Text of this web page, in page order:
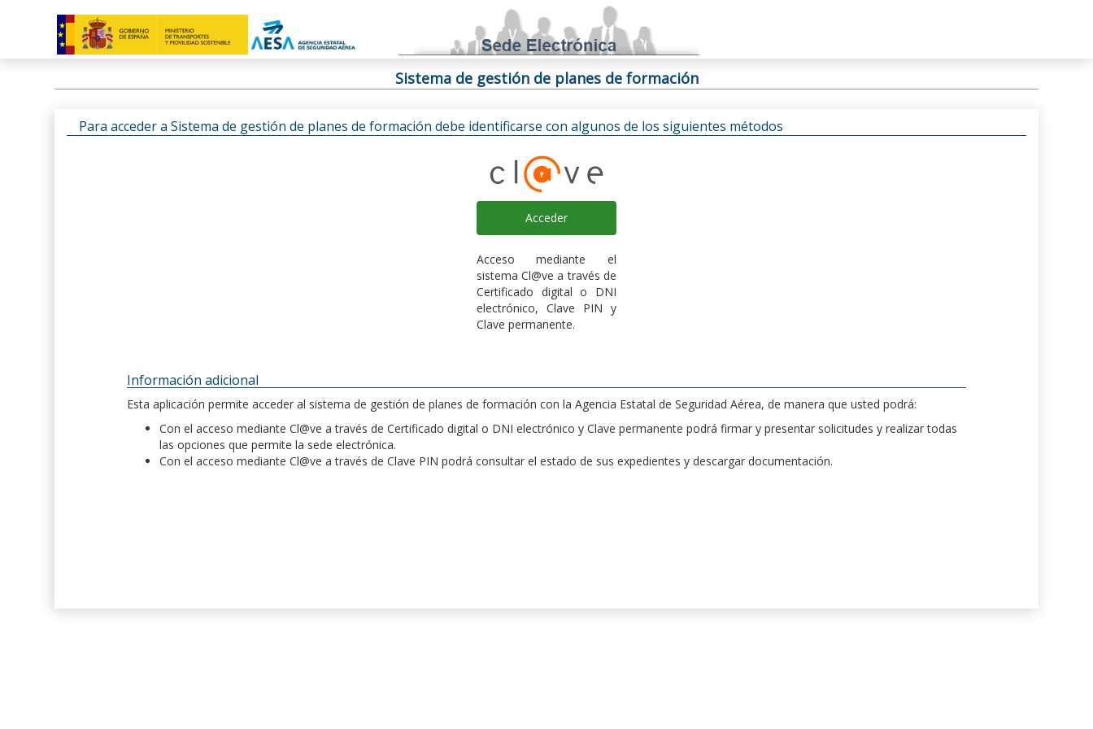
Sistema de gestión de planes de formación
Para acceder a Sistema de gestión de planes de formación debe identificarse con algunos de los siguientes métodos
Acceder
Acceso mediante el
sistema Cl@ve a través de
Certificado digital o DNI
electrónico, Clave PIN y
Clave permanente.
Información adicional
Esta aplicación permite acceder al sistema de gestión de planes de formación con la Agencia Estatal de Seguridad Aérea, de manera que usted podrá:
Con el acceso mediante Cl@ve a través de Certificado digital o DNI electrónico y Clave permanente podrá firmar y presentar solicitudes y realizar todas
las opciones que permite la sede electrónica.
Con el acceso mediante Cl@ve a través de Clave PIN podrá consultar el estado de sus expedientes y descargar documentación.